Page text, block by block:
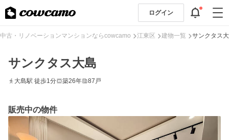
ログイン
中古・リノベーションマンションならcowcamo 江東区 建物一覧 サンクタス
サンクタス大島
大島駅 徒歩1分 築26年 87戸
販売中の物件